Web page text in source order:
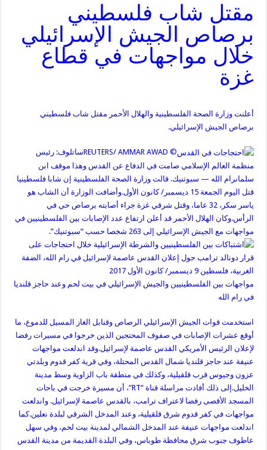
مقتل شاب فلسطيني
برصاص الجيش الإسرائيلي
خلال مواجهات في قطاع
غزة
أعلنت وزارة الصحة الفلسطينية والهلال الأحمر مقتل شاب فلسطيني
برصاص الجيش الإسرائيلي.
© REUTERS/ AMMAR AWAD
ساتلوف: رئيس
منظمة العالم الإسلامي صامت في الدفاع عن القدس وهذا موقف ابن
سلمانرام الله — سبوتنيك. قالت وزارة الصحة الفلسطينية إن شابا فلسطينيا
قتل اليوم الجمعة 15 ديسمبر/ كانون الأول.وأضافت الوزارة أن الشاب هو
ياسر سكر، 32 عاما، وقتل شرقي غزة جراء أصابته برصاص حي في
الرأس.وكان الهلال الأحمر قد أعلن ارتفاع عدد الإصابات بين الفلسطينيين في
مواجهات مع الجيش الإسرائيلي إلى 263 شخصا حسب “سبوتنيك”.
مواجهات بين الفلسطينيين والجيش الإسرائيلي في بيت لحم وعند حاجز قلنديا
في رام الله
استخدمت قوات الجيش الإسرائيلي الرصاص وقنابل الغاز المسيل للدموع، ما
أوقع عشرات الإصابات في صفوف المحتجين الذين خرجوا في مسيرات رفضا
لإعلان الرئيس الأمريكي القدس عاصمة لإسرائيل.وقد اندلعت مواجهات
عنيفة عند حاجز قلنديا شمال القدس المحتلة، وفي قرية كفر قدوم وبلدتي
عزون وجيوس قرب قلقيلية، وكذلك في منطقة باب الزاوية وسط مدينة
الخليل.إلى ذلك أفادت مراسلة قناة “RT”، أن مسيرة خرجت في باحات
المسجد الأقصى رفضا لاعتراف ترامب، بالقدس عاصمة لإسرائيل. واندلعت
مواجهات في كفر قدوم شرق قلقيلية، وعند المدخل الشرقي لبلدة نعلين.كما
اندلعت مواجهات عنيفة عند المدخل الشمالي لمدينة بيت لحم، وفي سهل
عاطوف جنوب شرق محافظة طوباس، وفي البلدة القديمة من مدينة القدس